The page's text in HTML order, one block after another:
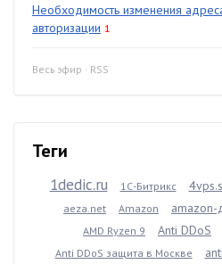
Необходимость изменения
авторизации 1
Весь эфир · RSS
Теги
1dedic.ru 1С-Битрикс
aeza.net
Amazon amazon-
AMD Ryzen 9
Anti DDoS
Anti DDoS защита в Москве